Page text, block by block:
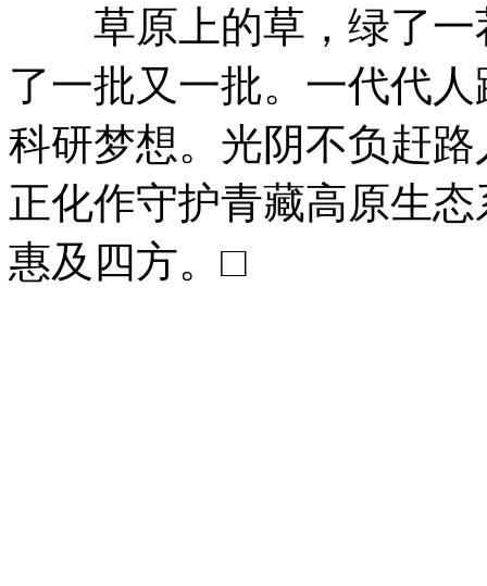
草原上的草，绿了一
了一批又一批。一代代
科研梦想。光阴不负赶
正化作守护青藏高原生
惠及四方。□